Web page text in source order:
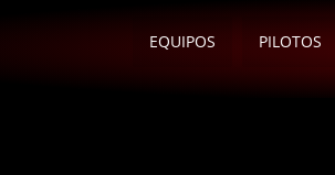
EQUIPOS PILOTOS